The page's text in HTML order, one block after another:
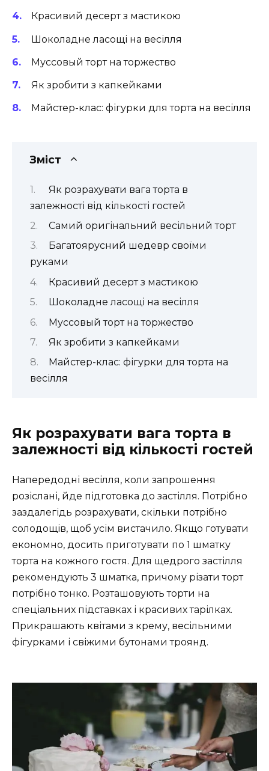
Красивий десерт з мастикою
Шоколадне ласощі на весілля
Муссовый торт на торжество
Як зробити з капкейками
Майстер-клас: фігурки для торта на весілля
Зміст
Як розрахувати вага торта в
залежності від кількості гостей
Самий оригінальний весільний торт
Багатоярусний шедевр своїми
руками
Красивий десерт з мастикою
Шоколадне ласощі на весілля
Муссовый торт на торжество
Як зробити з капкейками
Майстер-клас: фігурки для торта на
весілля
Як розрахувати вага торта в
залежності від кількості гостей
Напередодні весілля, коли запрошення
розіслані, йде підготовка до застілля. Потрібно
заздалегідь розрахувати, скільки потрібно
солодощів, щоб усім вистачило. Якщо готувати
економно, досить приготувати по 1 шматку
торта на кожного гостя. Для щедрого застілля
рекомендують 3 шматка, причому різати торт
потрібно тонко. Розташовують торти на
спеціальних підставках і красивих тарілках.
Прикрашають квітами з крему, весільними
фігурками і свіжими бутонами троянд.